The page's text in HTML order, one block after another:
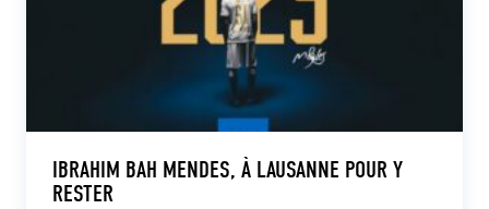
IBRAHIM BAH MENDES, À LAUSANNE POUR Y
RESTER